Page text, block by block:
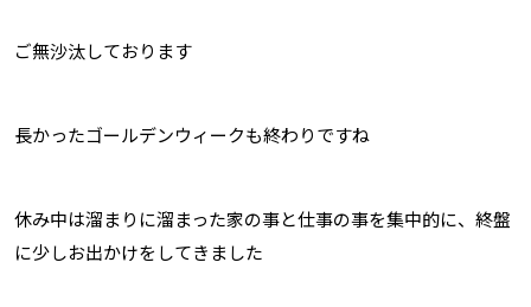
ご無沙汰しております
長かったゴールデンウィークも終わりですね
休み中は溜まりに溜まった家の事と仕事の事を集中的に、終盤
に少しお出かけをしてきました